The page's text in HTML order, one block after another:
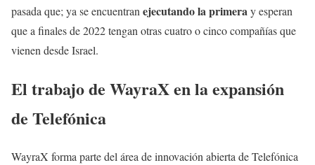
pasada que; ya se encuentranejecutando la primeray esperan
que a finales de 2022 tengan otras cuatro o cinco compañías que
vienen desde Israel.
El trabajo de WayraX en la expansión
de Telefónica
WayraX forma parte del área de innovación abierta de Telefónica